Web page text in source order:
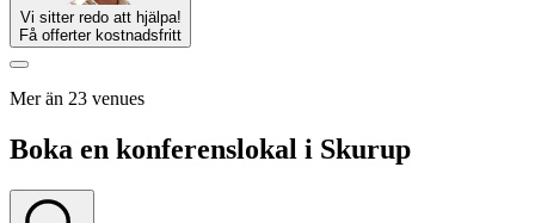
Vi sitter redo att hjälpa!
Få offerter kostnadsfritt
Mer än 23 venues
Boka en konferenslokal i Skurup